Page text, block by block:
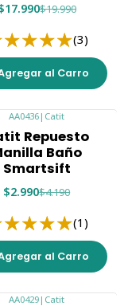
$19.990
(3)
al Carro
AA0436 | Catit
Repuesto
Baño
Smartsift
$2.990$4.190
(1)
al Carro
AA0429 | Catit